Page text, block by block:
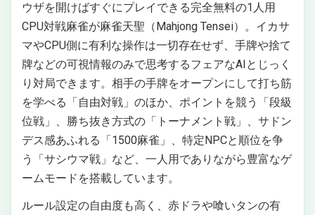
ウザを開けばすぐにプレイできる完全無料の1人用
CPU対戦麻雀が麻雀天聖（Mahjong Tensei）。イカサ
マやCPU側に有利な操作は一切存在せず、手牌や捨て
牌などの可視情報のみで思考するフェアなAIとじっく
り対局できます。相手の手牌をオープンにして打ち筋
を学べる「自由対戦」のほか、ポイントを競う「段級
位戦」、勝ち抜き方式の「トーナメント戦」、サドン
デス感あふれる「1500麻雀」、特定NPCと順位を争
う「サシウマ戦」など、一人用でありながら豊富なゲ
ームモードを搭載しています。
ルール設定の自由度も高く、赤ドラや喰いタンの有